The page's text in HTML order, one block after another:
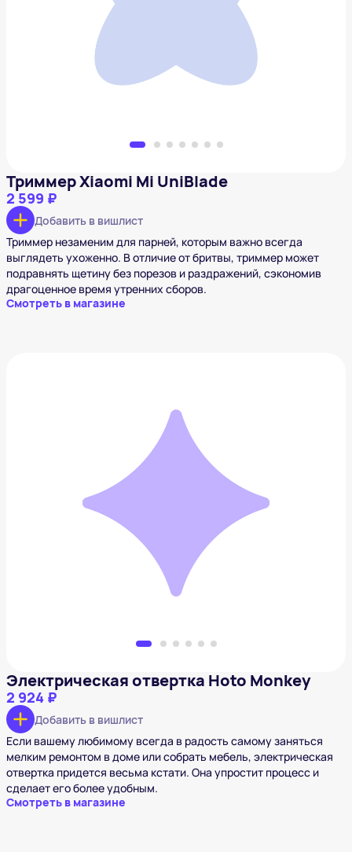
Триммер Xiaomi Mi UniBlade
Триммер Xiaomi Mi UniBlade
2 599 ₽
Добавить в вишлист
Триммер незаменим для парней, которым важно всегда
выглядеть ухоженно. В отличие от бритвы, триммер может
подравнять щетину без порезов и раздражений, сэкономив
драгоценное время утренних сборов.
Смотреть в магазине
Электрическая отвертка Hoto Monkey
Добавить в вишлист
Электрическая отвертка Hoto Monkey
2 924 ₽
Добавить в вишлист
Если вашему любимому всегда в радость самому заняться
мелким ремонтом в доме или собрать мебель, электрическая
отвертка придется весьма кстати. Она упростит процесс и
сделает его более удобным.
Смотреть в магазине